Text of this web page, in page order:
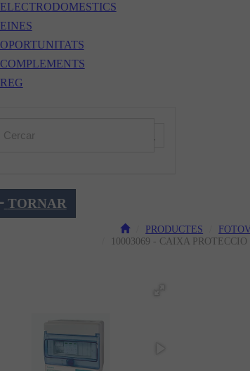
ELECTRODOMESTICS
EINES
OPORTUNITATS
COMPLEMENTS
REG
PRODUCTES
10003069 - CAIXA
TORNAR